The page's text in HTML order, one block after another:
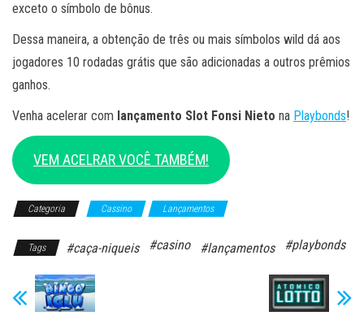
exceto o símbolo de bônus.
Dessa maneira, a obtenção de três ou mais símbolos wild dá aos
jogadores 10 rodadas grátis que são adicionadas a outros prêmios
ganhos.
Venha acelerar com lançamento Slot Fonsi Nieto na Playbonds!
VEM ACELRAR VOCÊ TAMBÉM!
Categoria Cassino Lançamentos
Tags #caça-niqueis #casino #lançamentos #playbonds